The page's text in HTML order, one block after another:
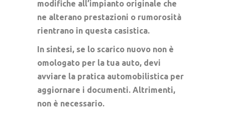
modifiche all’impianto originale che
ne alterano prestazioni o rumorosità
rientrano in questa casistica.
In sintesi, se lo scarico nuovo non è
omologato per la tua auto, devi
avviare la pratica automobilistica per
aggiornare i documenti. Altrimenti,
non è necessario.